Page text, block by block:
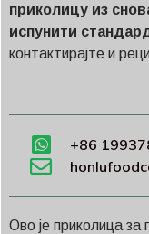
приколицу из
испунити
контактирајте и
+86
Ово је приколица за